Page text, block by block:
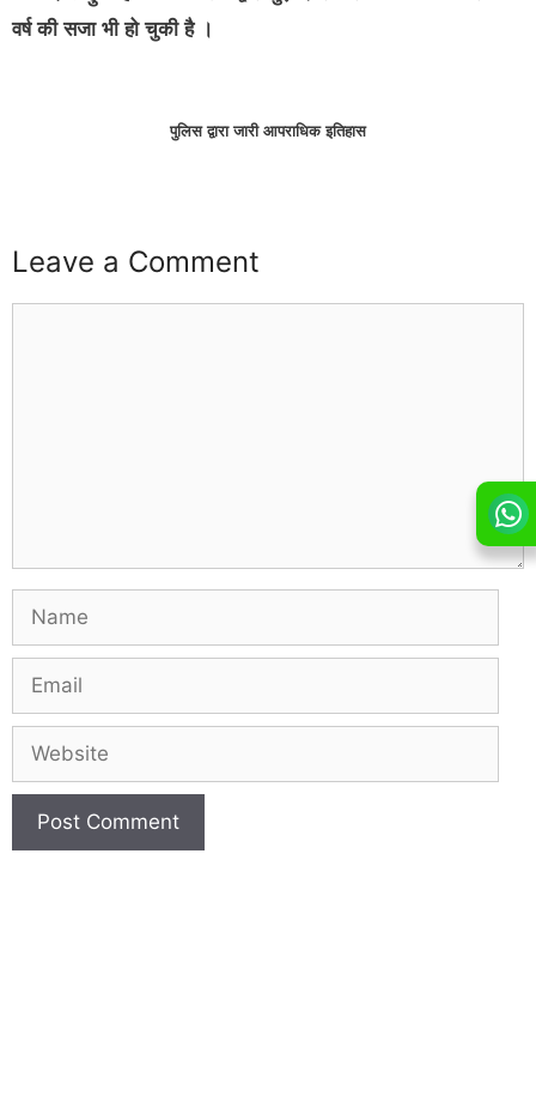
वर्ष की सजा भी हो चुकी है ।
पुलिस द्वारा जारी आपराधिक इतिहास
Leave a Comment